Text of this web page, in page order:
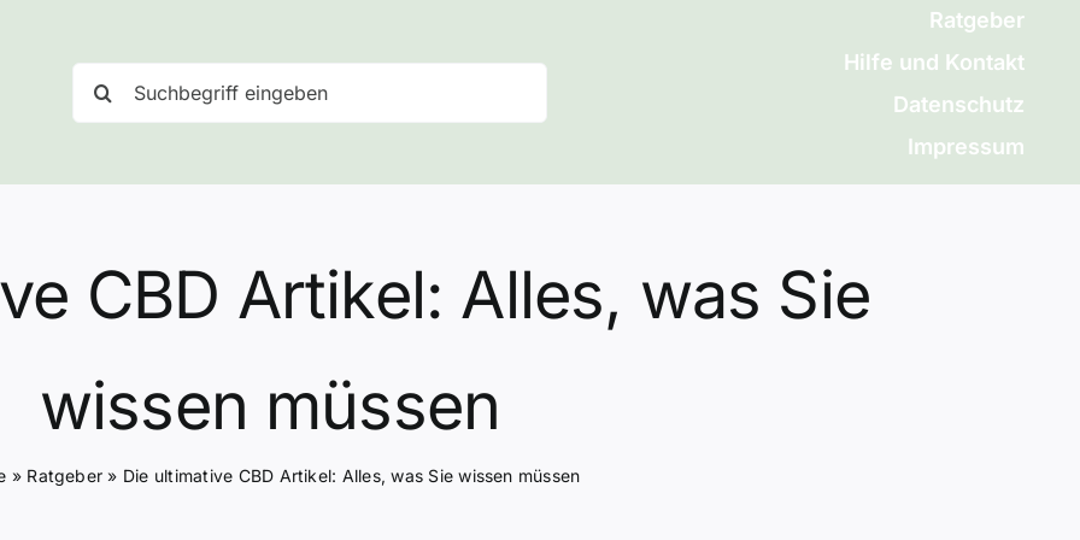
nach:
Ratgeber
Hilfe und Kontakt
Datenschutz
Impressum
CBD Artikel: Alles, was Sie
wissen müssen
» Ratgeber » Die ultimative CBD Artikel: Alles, was Sie wissen müssen